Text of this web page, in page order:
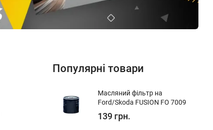
Популярні товари
Масляний фільтр на
Ford/Skoda FUSION FO 7009
139 грн.